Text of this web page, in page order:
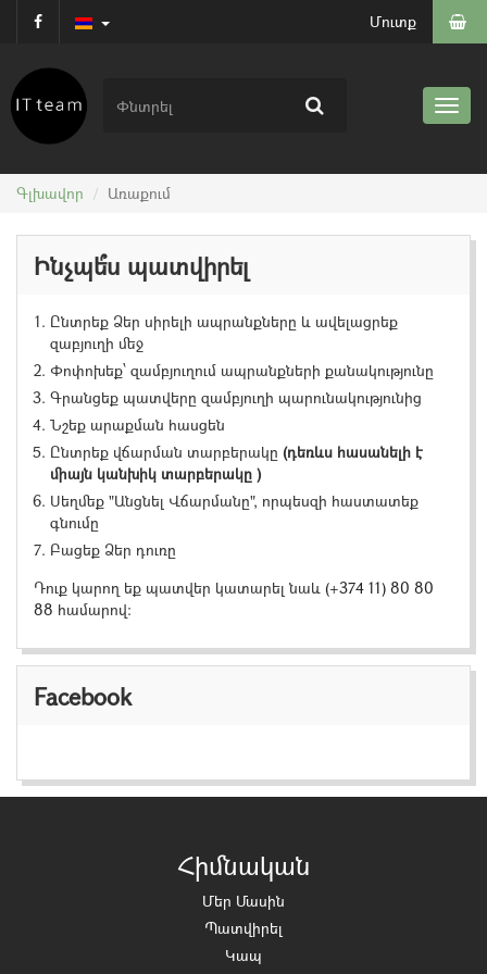
Մուտք
Գլխավոր Առաքում
Ինչպե՞ս պատվիրել
Ընտրեք Ձեր սիրելի ապրանքները և ավելացրեք
զաբյուղի մեջ
Փոփոխեք՝ զամբյուղում ապրանքների քանակությունը
Գրանցեք պատվերը զամբյուղի պարունակությունից
Նշեք արաքման հասցեն
Ընտրեք վճարման տարբերակը (դեռևս հասանելի է
միայն կանխիկ տարբերակը )
Սեղմեք "Անցնել Վճարմանը", որպեսզի հաստատեք
գնումը
Բացեք Ձեր դուռը
Դուք կարող եք պատվեր կատարել նաև (+374 11) 80 80
88 համարով:
Facebook
Հիմնական
Մեր Մասին
Պատվիրել
Կապ